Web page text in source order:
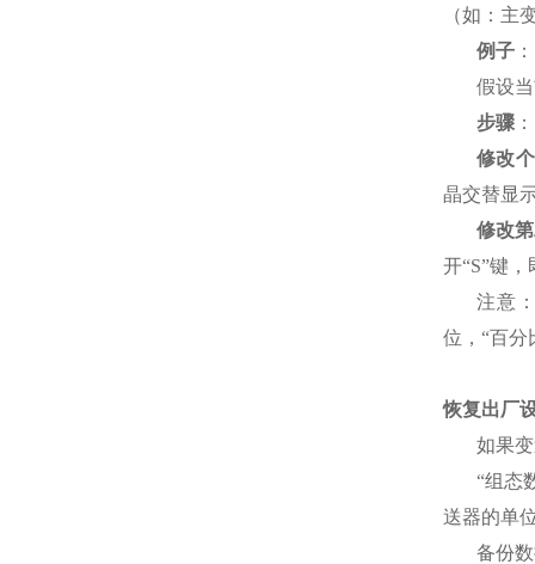
（如：主
例子 ：
假设
步骤 ：
修改
晶交替显
修改
开“S”键
注意
位，“百分
恢复出厂
如果
“组态
送器的单
备份